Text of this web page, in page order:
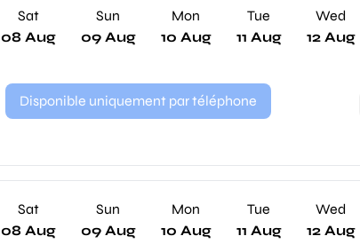
Sat
08 Aug
Sun
09 Aug
Mon
10 Aug
Tue
11 Aug
Wed
12 Aug
Disponible uniquement par téléphone
Sat
08 Aug
Sun
09 Aug
Mon
10 Aug
Tue
11 Aug
Wed
12 Aug